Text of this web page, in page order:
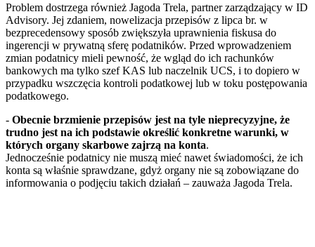
Problem dostrzega również Jagoda Trela, partner zarządzający w ID
Advisory. Jej zdaniem, nowelizacja przepisów z lipca br. w
bezprecedensowy sposób zwiększyła uprawnienia fiskusa do
ingerencji w prywatną sferę podatników. Przed wprowadzeniem
zmian podatnicy mieli pewność, że wgląd do ich rachunków
bankowych ma tylko szef KAS lub naczelnik UCS, i to dopiero w
przypadku wszczęcia kontroli podatkowej lub w toku postępowania
podatkowego.
- Obecnie brzmienie przepisów jest na tyle nieprecyzyjne, że
trudno jest na ich podstawie określić konkretne warunki, w
których organy skarbowe zajrzą na konta.
Jednocześnie podatnicy nie muszą mieć nawet świadomości, że ich
konta są właśnie sprawdzane, gdyż organy nie są zobowiązane do
informowania o podjęciu takich działań – zauważa Jagoda Trela.